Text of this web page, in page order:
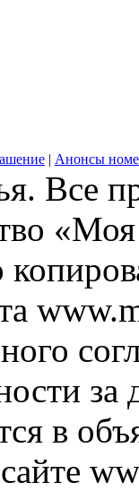
| Анонсы
Все
в